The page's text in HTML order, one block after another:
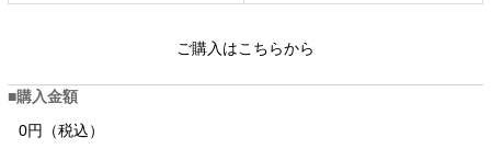
ご購入はこちらから
購入金額
0円（税込）